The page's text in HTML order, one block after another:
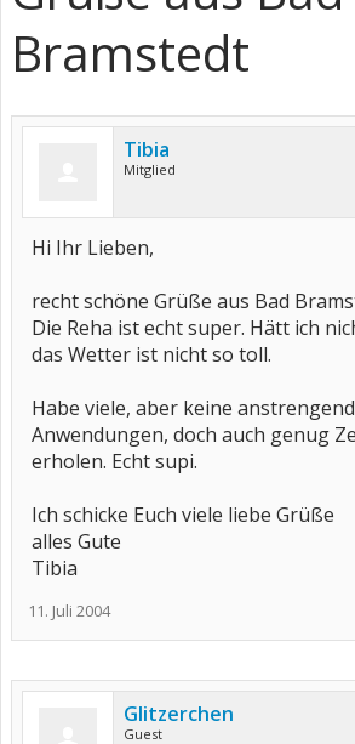
Bramstedt
Tibia
Mitglied
Hi Ihr Lieben,
recht schöne Grüße aus Bad
Die Reha ist echt super. Hätt ich
das Wetter ist nicht so toll.
Habe viele, aber keine
Anwendungen, doch auch genug
erholen. Echt supi.
Ich schicke Euch viele liebe Grüße
alles Gute
Tibia
11. Juli 2004
Glitzerchen
Guest